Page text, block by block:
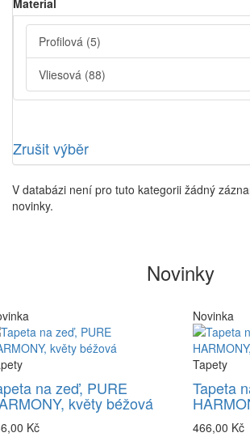
Material
Profilová (5)
Vliesová (88)
Zrušit výběr
V databázi není pro tuto kategorii žádný
novinky.
Novinky
na zeď, PURE
květy béžová
Kč
Novinka
Tapety
Tapeta
466,00 Kč